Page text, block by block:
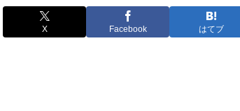
X Facebook はてブ